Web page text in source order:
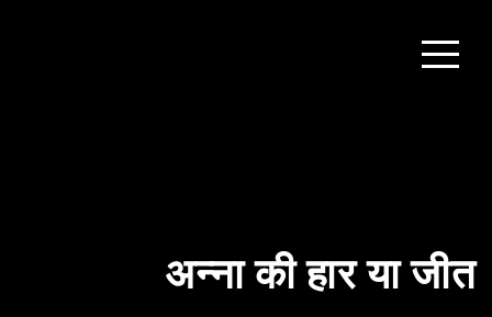
अन्‍ना की हार या जीत